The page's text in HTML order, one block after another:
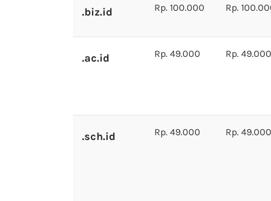
.biz.id Rp. 100.000 Rp.
.ac.id Rp. 49.000 Rp. 49.000
.sch.id Rp. 49.000 Rp. 49.000